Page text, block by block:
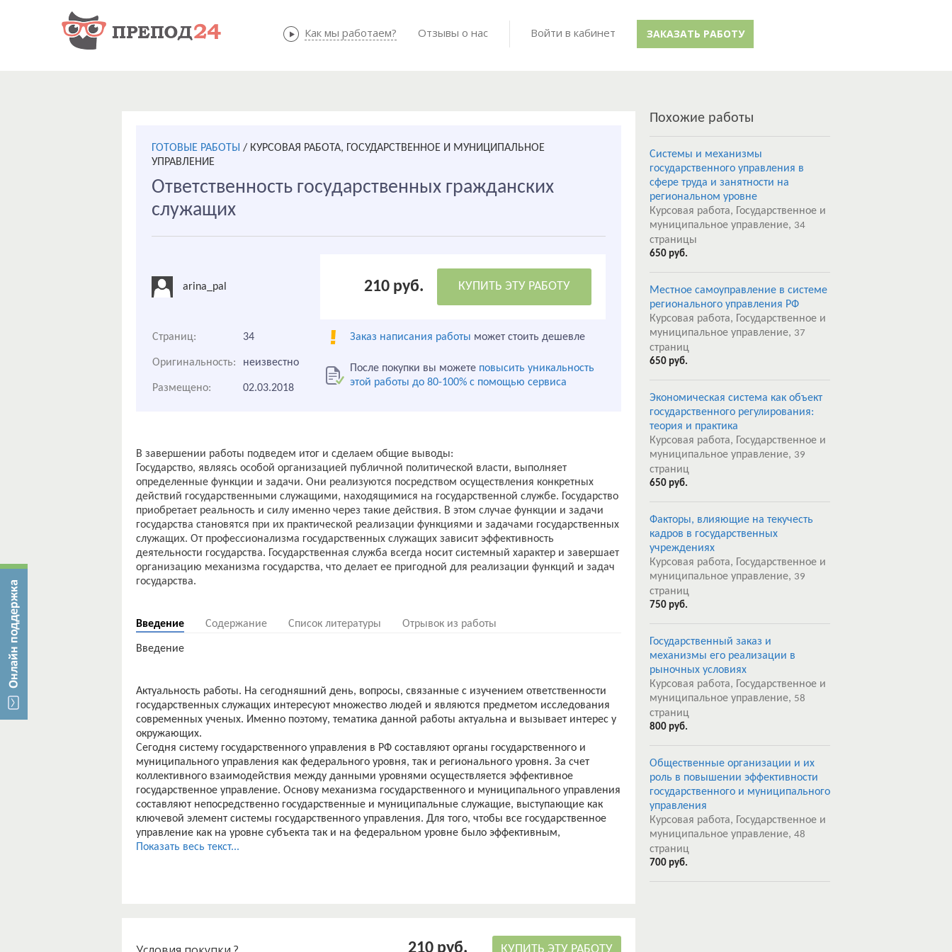
Как мы работаем? Готовые работы
Как мы работаем? Отзывы о нас Войти в кабинет ЗАКАЗАТЬ РАБОТУ
ГОТОВЫЕ РАБОТЫ / КУРСОВАЯ РАБОТА, ГОСУДАРСТВЕННОЕ И МУНИЦИПАЛЬНОЕ
УПРАВЛЕНИЕ
Ответственность государственных гражданских
служащих
arina_pal 210 руб. КУПИТЬ ЭТУ РАБОТУ
Страниц: 34 Заказ написания работы может стоить дешевле
Оригинальность: неизвестно После покупки вы можете повысить уникальность
этой работы до 80-100% с помощью сервиса
Размещено: 02.03.2018
В завершении работы подведем итог и сделаем общие выводы:
Государство, являясь особой организацией публичной политической власти, выполняет
определенные функции и задачи. Они реализуются посредством осуществления конкретных
действий государственными служащими, находящимися на государственной службе. Государство
приобретает реальность и силу именно через такие действия. В этом случае функции и задачи
государства становятся при их практической реализации функциями и задачами государственных
служащих. От профессионализма государственных служащих зависит эффективность
деятельности государства. Государственная служба всегда носит системный характер и завершает
организацию механизма государства, что делает ее пригодной для реализации функций и задач
государства.
Введение Содержание Список литературы Отрывок из работы
Введение
Актуальность работы. На сегодняшний день, вопросы, связанные с изучением ответственности
государственных служащих интересуют множество людей и являются предметом исследования
современных ученых. Именно поэтому, тематика данной работы актуальна и вызывает интерес у
окружающих.
Сегодня систему государственного управления в РФ составляют органы государственного и
муниципального управления как федерального уровня, так и регионального уровня. За счет
коллективного взаимодействия между данными уровнями осуществляется эффективное
государственное управление. Основу механизма государственного и муниципального управления
составляют непосредственно государственные и муниципальные служащие, выступающие как
ключевой элемент системы государственного управления. Для того, чтобы все государственное
управление как на уровне субъекта так и на федеральном уровне было эффективным,
необходимо мотивировать и стимулировать государственных и муниципальных служащих для
1. Исследовать сущность мотивации в государственной службе;
Показать весь текст...
210 руб.
Похожие работы
Системы и механизмы
государственного управления в
сфере труда и занятности на
региональном уровне
Курсовая работа, Государственное и
муниципальное управление, 34
страницы
650 руб.
Местное самоуправление в системе
регионального управления РФ
Курсовая работа, Государственное и
муниципальное управление, 37
страниц
650 руб.
Экономическая система как объект
государственного регулирования:
теория и практика
Курсовая работа, Государственное и
муниципальное управление, 39
страниц
650 руб.
Факторы, влияющие на текучесть
кадров в государственных
учреждениях
Курсовая работа, Государственное и
муниципальное управление, 39
страниц
750 руб.
Государственный заказ и
механизмы его реализации в
рыночных условиях
Курсовая работа, Государственное и
муниципальное управление, 58
страниц
800 руб.
Общественные организации и их
роль в повышении эффективности
государственного и муниципального
управления
Курсовая работа, Государственное и
муниципальное управление, 48
страниц
700 руб.